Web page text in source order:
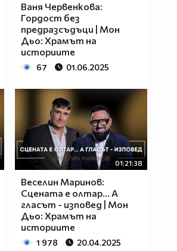
Ваня Червенкова:
Гордост без
предразсъдъци | Мон
Дьо: Храмът на
историите
67 01.06.2025
01:21:38
Веселин Маринов:
Сцената е олтар... А
гласът - изповед | Мон
Дьо: Храмът на
историите
1 978 20.04.2025